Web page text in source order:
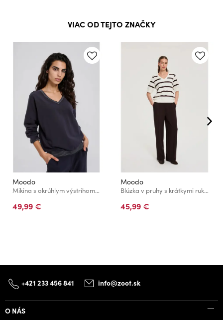
VIAC OD TEJTO ZNAČKY
Moodo
Mikina s okrúhlym výstrihom tmavomodrá Moodo
49,99 €
Moodo
Blúzka v pruhy s krátkymi rukávmi biela Moodo
45,99 €
+421 233 456 841 info@zoot.sk
O NÁS